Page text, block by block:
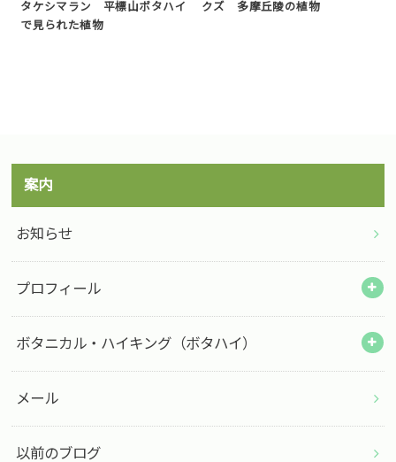
タケシマラン 平標山ボタハイ
で見られた植物
クズ 多摩丘陵の植物
案内
お知らせ
プロフィール
ボタニカル・ハイキング（ボタハイ）
メール
以前のブログ